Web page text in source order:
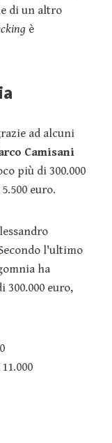
di un altro
è
ad alcuni
Camisani
più di 300.000
euro.
l'ultimo
ha
300.000 euro,